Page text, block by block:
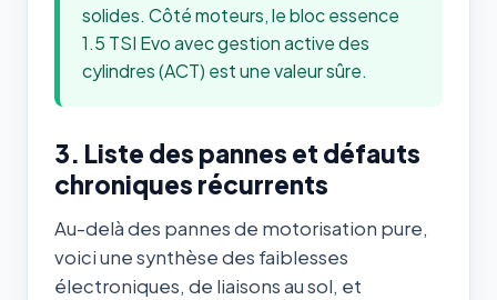
solides. Côté moteurs, le bloc essence
1.5 TSI Evo avec gestion active des
cylindres (ACT) est une valeur sûre.
3. Liste des pannes et défauts
chroniques récurrents
Au-delà des pannes de motorisation pure,
voici une synthèse des faiblesses
électroniques, de liaisons au sol, et